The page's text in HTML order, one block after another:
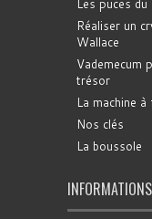
Les puces du
Réaliser un
Wallace
Vademecum
trésor
La machine
Nos clés
La boussole